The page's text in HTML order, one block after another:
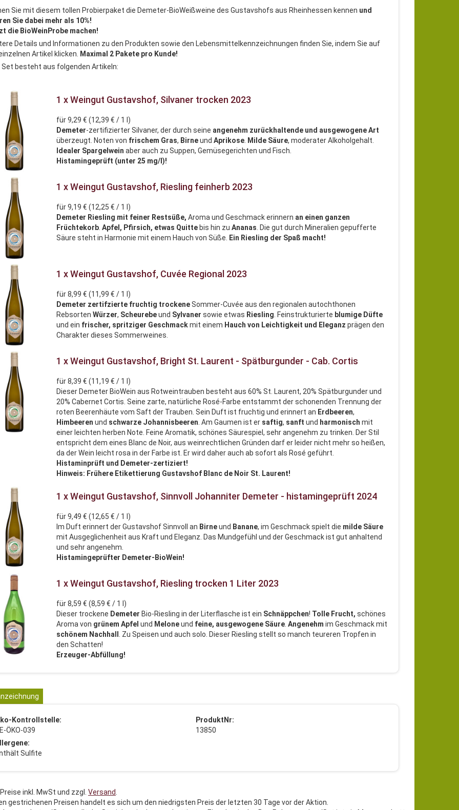
Sie mit diesem tollen Probierpaket die Demeter-BioWeißweine des Gustavshofs aus Rheinhessen kennen und
Sie dabei mehr als 10%!
die BioWeinProbe machen!
Details und Informationen zu den Produkten sowie den Lebensmittelkennzeichnungen finden Sie, indem Sie auf
Artikel klicken.
Maximal 2 Pakete pro Kunde!
Set besteht aus folgenden Artikeln:
1 x Weingut Gustavshof, Silvaner trocken 2023
für 9,29 € (12,39 € / 1 l)
Demeter-zertifizierter Silvaner, der durch seine angenehm zurückhaltende und ausgewogene Art
überzeugt. Noten von frischem Gras, BirneundAprikose Milde Säure, moderater Alkoholgehalt.
Idealer Spargelwein aber auch zu Suppen, Gemüsegerichten und Fisch.
Histamingeprüft (unter 25 mg/l)!
1 x Weingut Gustavshof, Riesling feinherb 2023
für 9,19 € (12,25 € / 1 l)
Demeter Riesling mit feiner Restsüße,Aroma und Geschmack erinnern an einen ganzen
Früchtekorb .Apfel, Pfirsich, etwas Quitte bis hin zuAnanas . Die gut durch Mineralien gepufferte
Säure steht in Harmonie mit einem Hauch von Süße.
Ein Riesling der Spaß macht!
1 x Weingut Gustavshof, Cuvée Regional 2023
für 8,99 € (11,99 € / 1 l)
Demeter zertifzierte fruchtig trockeneSommer-Cuvée aus den regionalen autochthonen
RebsortenWürzer, Scheurebeund Sylvanersowie etwas Riesling . Feinstrukturierte blumige Düfte
und ein frischer, spritziger Geschmackmit einem Hauch von Leichtigkeit und Eleganz prägen den
Charakter dieses Sommerweines.
1 x Weingut Gustavshof, Bright St. Laurent - Spätburgunder - Cab. Cortis
für 8,39 € (11,19 € / 1 l)
Dieser Demeter BioWein aus Rotweintrauben besteht aus 60% St. Laurent, 20% Spätburgunder und
20% Cabernet Cortis. Seine zarte, natürliche Rosé-Farbe entstammt der schonenden Trennung der
roten Beerenhäute vom Saft der Trauben. Sein Duft ist fruchtig und erinnert an Erdbeeren,
Himbeeren und schwarze Johannisbeeren . Am Gaumen ist er saftig, sanft und harmonisch mit
einer leichten herben Note. Feine Aromatik, schönes Säurespiel, sehr angenehm zu trinken. Der Stil
entspricht dem eines Blanc de Noir, aus weinrechtlichen Gründen darf er leider nicht mehr so heißen,
da der Wein leicht rosa in der Farbe ist. Er wird daher auch ab sofort als Rosé geführt.
Histaminprüft und Demeter-zertiziert!
Hinweis: Frühere Etikettierung Gustavshof Blanc de Noir St. Laurent!
1 x Weingut Gustavshof, Sinnvoll Johanniter Demeter - histamingeprüft 2024
für 9,49 € (12,65 € / 1 l)
Im Duft erinnert der Gustavshof Sinnvoll an Birneund Banane, im Geschmack spielt die milde Säure
mit Ausgeglichenheit aus Kraft und Eleganz. Das Mundgefühl und der Geschmack ist gut anhaltend
und sehr angenehm.
Histamingeprüfter Demeter-BioWein!
1 x Weingut Gustavshof, Riesling trocken 1 Liter 2023
für 8,59 € (8,59 € / 1 l)
Dieser trockene Demeter Bio-Riesling in der Literflasche ist ein Schnäppchen! Tolle Frucht, schönes
Aroma von grünem Apfel und Meloneund feine, ausgewogene Säure .Angenehm im Geschmack mit
schönem Nachhall
. Zu Speisen und auch solo. Dieser Riesling stellt so manch teureren Tropfen in
den Schatten!
Erzeuger-Abfüllung!
Kontrollstelle:
ÖKO-039
Sulfite
ProduktNr:
13850
inkl. MwSt und zzgl. Versand
gestrichenen Preisen handelt es sich um den niedrigsten Preis der letzten 30 Tage vor der Aktion.